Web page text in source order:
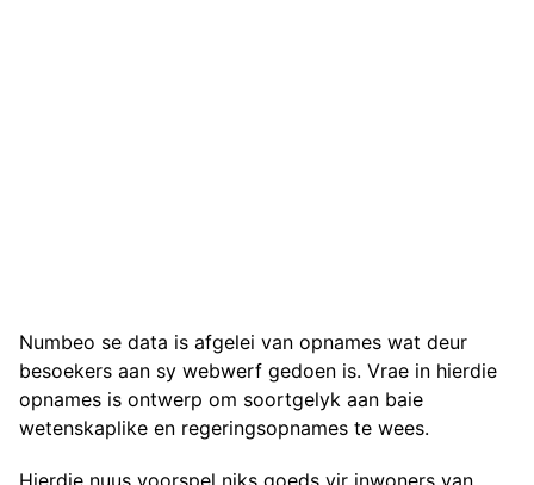
Numbeo se data is afgelei van opnames wat deur
besoekers aan sy webwerf gedoen is. Vrae in hierdie
opnames is ontwerp om soortgelyk aan baie
wetenskaplike en regeringsopnames te wees.
Hierdie nuus voorspel niks goeds vir inwoners van